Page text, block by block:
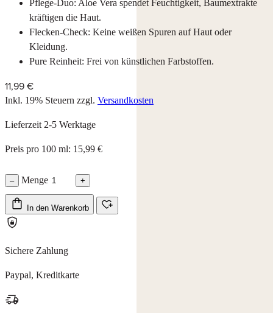
Pflege-Duo: Aloe Vera spendet Feuchtigkeit, Baumextrakte
kräftigen die Haut.
Flecken-Check: Keine weißen Spuren auf Haut oder
Kleidung.
Pure Reinheit: Frei von künstlichen Farbstoffen.
11,99 €
Inkl. 19% Steuern zzgl. Versandkosten
Lieferzeit 2-5 Werktage
Preis pro 100 ml: 15,99 €
– Menge +
In den Warenkorb
Sichere Zahlung
Paypal, Kreditkarte